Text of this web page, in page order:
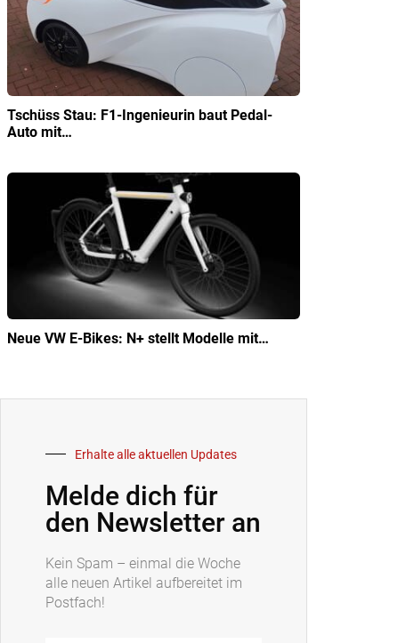
Tschüss Stau: F1-Ingenieurin baut Pedal-
Auto mit…
Neue VW E-Bikes: N+ stellt Modelle mit…
Erhalte alle aktuellen Updates
Melde dich für
den Newsletter an
Kein Spam – einmal die Woche
alle neuen Artikel aufbereitet im
Postfach!